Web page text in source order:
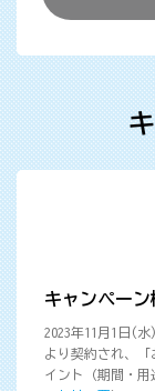
キャンペーン
2023年11月1日(
より契約され、
イント（期間・用